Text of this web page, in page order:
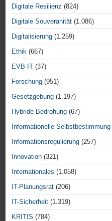
Digitale Resilienz (824)
Digitale Souveränität (1.086)
Digitalisierung (1.259)
Ethik (667)
EVB-IT (37)
Forschung (951)
Gesetzgebung (1.197)
Hybride Bedrohung (67)
Informationelle Selbstbestimmung
Informationsregulierung (257)
Innovation (321)
Internationales (1.058)
IT-Planungsrat (206)
IT-Sicherheit (1.319)
KRITIS (784)